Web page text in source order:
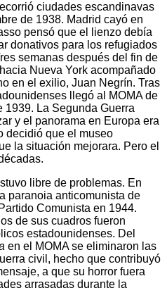
ciudades escandinavas
de 1938. Madrid cayó en
pensó que el lienzo debía
donativos para los refugiados
semanas después del fin de
Nueva York acompañado
en el exilio, Juan Negrín. Tras
llegó al MOMA de
1939. La Segunda Guerra
y el panorama en Europa era
decidió que el museo
la situación mejorara. Pero el
libre de problemas. En
paranoia anticomunista de
Comunista en 1944.
de sus cuadros fueron
estadounidenses. Del
en el MOMA se eliminaron las
civil, hecho que contribuyó
a que su horror fuera
arrasadas durante la